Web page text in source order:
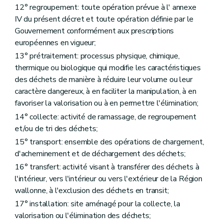
12° regroupement: toute opération prévue à l' annexe
IV du présent décret et toute opération définie par le
Gouvernement conformément aux prescriptions
européennes en vigueur;
13° prétraitement: processus physique, chimique,
thermique ou biologique qui modifie les caractéristiques
des déchets de manière à réduire leur volume ou leur
caractère dangereux, à en faciliter la manipulation, à en
favoriser la valorisation ou à en permettre l'élimination;
14° collecte: activité de ramassage, de regroupement
et/ou de tri des déchets;
15° transport: ensemble des opérations de chargement,
d'acheminement et de déchargement des déchets;
16° transfert: activité visant à transférer des déchets à
l'intérieur, vers l'intérieur ou vers l'extérieur de la Région
wallonne, à l'exclusion des déchets en transit;
17° installation: site aménagé pour la collecte, la
valorisation ou l'élimination des déchets;